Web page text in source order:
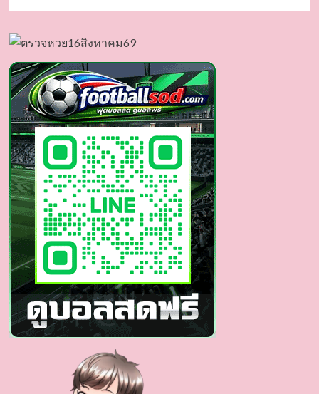
Khunwiset
แบบ
หล่อ
บอก
ต่อ
ความ
แซ่บ
ยั่วยวน
ชวน
หลง
ไหล